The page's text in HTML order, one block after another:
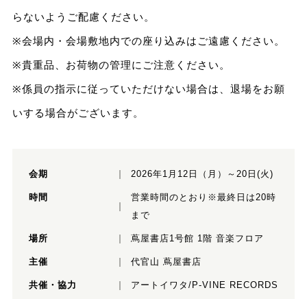
らないようご配慮ください。
※会場内・会場敷地内での座り込みはご遠慮ください。
※貴重品、お荷物の管理にご注意ください。
※係員の指示に従っていただけない場合は、退場をお願
いする場合がございます。
会期 2026年1月12日（月）～20日(火)
時間
営業時間のとおり※最終日は20時
まで
場所 蔦屋書店1号館 1階 音楽フロア
主催 代官山 蔦屋書店
共催・協力 アートイワタ/P-VINE RECORDS